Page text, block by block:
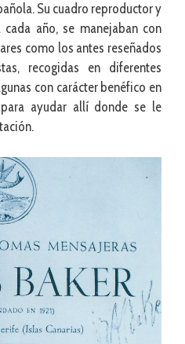
Su cuadro reproductor y
año, se manejaban con
como los antes reseñados
recogidas en diferentes
con carácter benéfico en
ayudar allí donde se le